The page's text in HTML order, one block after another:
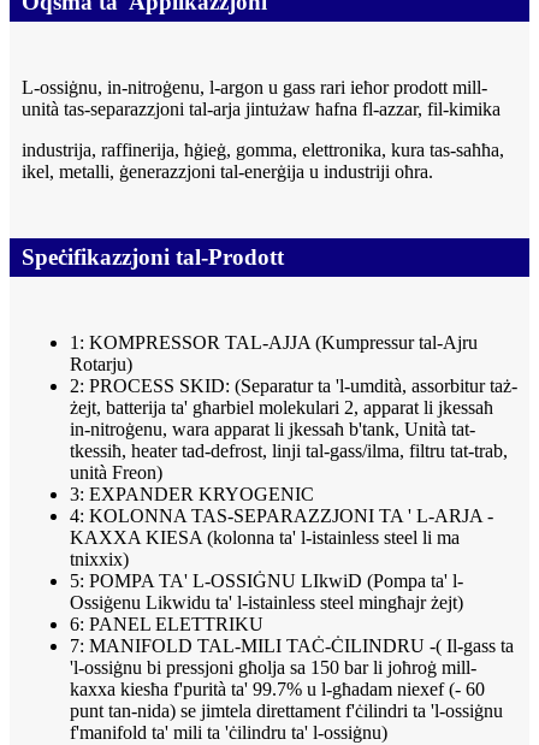
L-ossiġnu, in-nitroġenu, l-argon u gass rari ieħor prodott mill-
unità tas-separazzjoni tal-arja jintużaw ħafna fl-azzar, fil-kimika
industrija, raffinerija, ħġieġ, gomma, elettronika, kura tas-saħħa,
ikel, metalli, ġenerazzjoni tal-enerġija u industriji oħra.
Speċifikazzjoni tal-Prodott
1: KOMPRESSOR TAL-AJJA (Kumpressur tal-Ajru
Rotarju)
2: PROCESS SKID: (Separatur ta 'l-umdità, assorbitur taż-
żejt, batterija ta' għarbiel molekulari 2, apparat li jkessaħ
in-nitroġenu, wara apparat li jkessaħ b'tank, Unità tat-
tkessiħ, heater tad-defrost, linji tal-gass/ilma, filtru tat-trab,
unità Freon)
3: EXPANDER KRYOGENIC
4: KOLONNA TAS-SEPARAZZJONI TA ' L-ARJA -
KAXXA KIESA (kolonna ta' l-istainless steel li ma
tnixxix)
5: POMPA TA' L-OSSIĠNU LIkwiD (Pompa ta' l-
Ossiġenu Likwidu ta' l-istainless steel mingħajr żejt)
6: PANEL ELETTRIKU
7: MANIFOLD TAL-MILI TAĊ-ĊILINDRU -( Il-gass ta
'l-ossiġnu bi pressjoni għolja sa 150 bar li joħroġ mill-
kaxxa kiesħa f'purità ta' 99.7% u l-għadam niexef (- 60
punt tan-nida) se jimtela direttament f'ċilindri ta 'l-ossiġnu
f'manifold ta' mili ta 'ċilindru ta' l-ossiġnu)